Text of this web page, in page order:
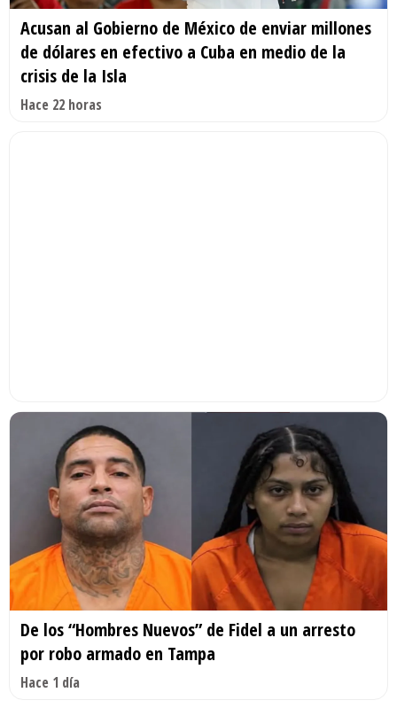
Acusan al Gobierno de México de enviar millones
de dólares en efectivo a Cuba en medio de la
crisis de la Isla
Hace 22 horas
De los “Hombres Nuevos” de Fidel a un arresto
por robo armado en Tampa
Hace 1 día